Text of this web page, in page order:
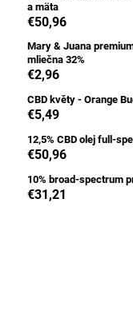
a mäta
€50,96
Mary & Juana
mliečna 32%
€2,96
CBD květy - Orange
€5,49
12,5% CBD olej full-
€50,96
10% broad-spectrum
€31,21